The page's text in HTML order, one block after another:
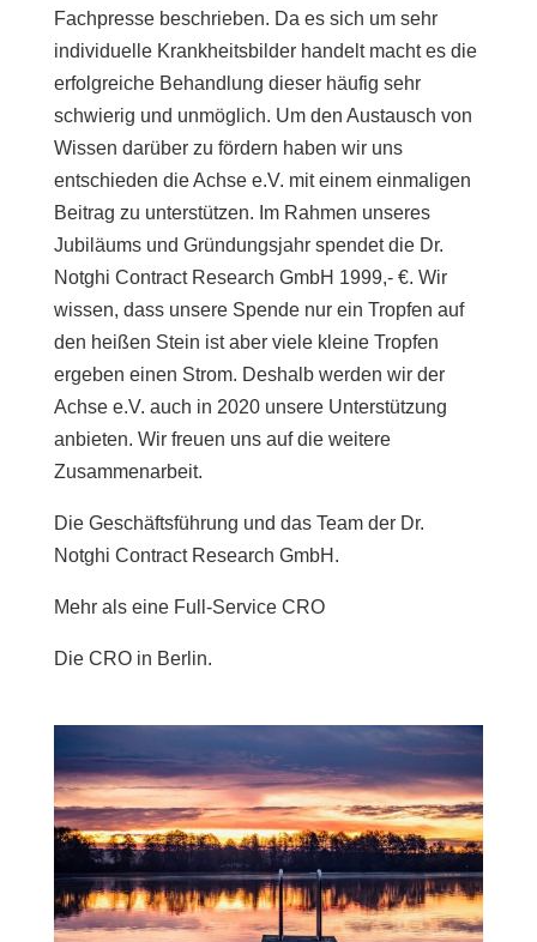
Fachpresse beschrieben. Da es sich um sehr
individuelle Krankheitsbilder handelt macht es die
erfolgreiche Behandlung dieser häufig sehr
schwierig und unmöglich. Um den Austausch von
Wissen darüber zu fördern haben wir uns
entschieden die Achse e.V. mit einem einmaligen
Beitrag zu unterstützen. Im Rahmen unseres
Jubiläums und Gründungsjahr spendet die Dr.
Notghi Contract Research GmbH 1999,- €. Wir
wissen, dass unsere Spende nur ein Tropfen auf
den heißen Stein ist aber viele kleine Tropfen
ergeben einen Strom. Deshalb werden wir der
Achse e.V. auch in 2020 unsere Unterstützung
anbieten. Wir freuen uns auf die weitere
Zusammenarbeit.
Die Geschäftsführung und das Team der Dr.
Notghi Contract Research GmbH.
Mehr als eine Full-Service CRO
Die CRO in Berlin.